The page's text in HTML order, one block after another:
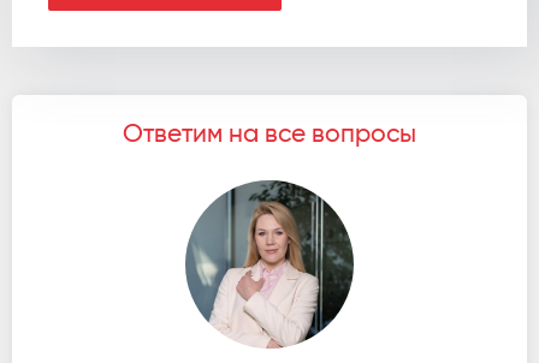
Ответим на все вопросы